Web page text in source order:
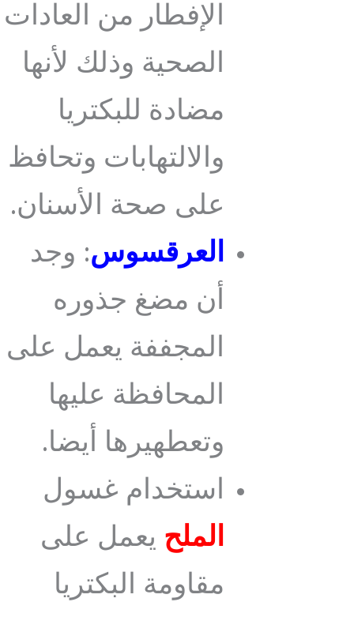
الإفطار من العادات
الصحية وذلك لأنها
مضادة للبكتريا
والالتهابات وتحافظ
على صحة الأسنان.
العرقسوس: وجد
أن مضغ جذوره
المجففة يعمل على
المحافظة عليها
وتعطهيرها أيضا.
استخدام غسول
الملح يعمل على
مقاومة البكتريا